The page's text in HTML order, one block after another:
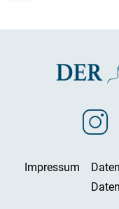
Impressum